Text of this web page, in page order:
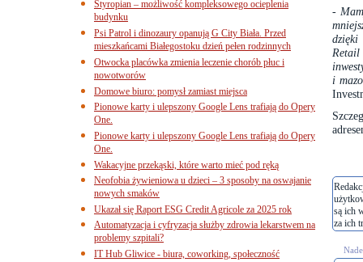
-
dzięki
Retail
i
są ich
za ich
Styropian – możliwość kompleksowego ocieplenia
budynku
Psi Patrol i dinozaury opanują G City Biała. Przed
mieszkańcami Białegostoku dzień pełen rodzinnych
Otwocka placówka zmienia leczenie chorób płuc i
nowotworów
Domowe biuro: pomysł zamiast miejsca
Pionowe karty i ulepszony Google Lens trafiają do Opery
One.
Pionowe karty i ulepszony Google Lens trafiają do Opery
One.
Wakacyjne przekąski, które warto mieć pod ręką
Neofobia żywieniowa u dzieci – 3 sposoby na oswajanie
nowych smaków
Ukazał się Raport ESG Credit Agricole za 2025 rok
Automatyzacja i cyfryzacja służby zdrowia lekarstwem na
problemy szpitali?
IT Hub Gliwice - biura, coworking, społeczność